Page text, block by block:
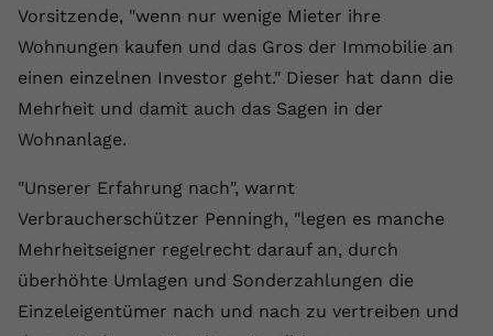
Vorsitzende, "wenn nur wenige Mieter ihre
Wohnungen kaufen und das Gros der Immobilie an
einen einzelnen Investor geht." Dieser hat dann die
Mehrheit und damit auch das Sagen in der
Wohnanlage.
"Unserer Erfahrung nach", warnt
Verbraucherschützer Penningh, "legen es manche
Mehrheitseigner regelrecht darauf an, durch
überhöhte Umlagen und Sonderzahlungen die
Einzeleigentümer nach und nach zu vertreiben und
Zweck
eingebettete YouTube-Videos und
Name yt-remote-device-id
Anbieter
Laufzeit Session
Zweck
YouTube setzt diesen Cookie, um die
Videopräferenzen des Benutzers zu
speichern, der eingebettete YouTube-
Videos verwendet.